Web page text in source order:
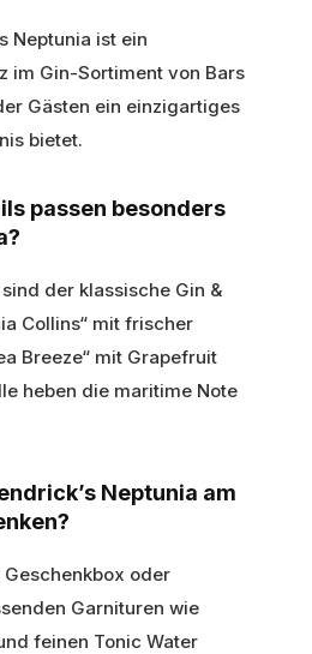
Neptunia ist ein
im Gin-Sortiment von Bars
Gästen ein einzigartiges
bietet.
passen besonders
der klassische Gin &
Collins“ mit frischer
Breeze“ mit Grapefruit
heben die maritime Note
Neptunia am
oder
Garnituren wie
feinen Tonic Water